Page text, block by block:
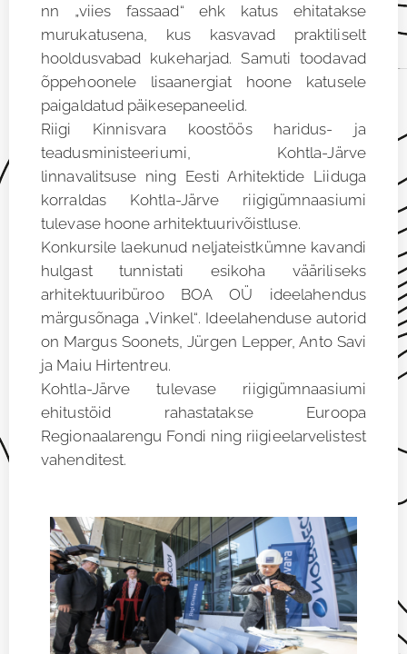
nn „viies fassaad“ ehk katus ehitatakse
murukatusena, kus kasvavad praktiliselt
hooldusvabad kukeharjad. Samuti toodavad
õppehoonele lisaanergiat hoone katusele
paigaldatud päikesepaneelid.
Riigi Kinnisvara koostöös haridus- ja
teadusministeeriumi, Kohtla-Järve
linnavalitsuse ning Eesti Arhitektide Liiduga
korraldas Kohtla-Järve riigigümnaasiumi
tulevase hoone arhitektuurivõistluse.
Konkursile laekunud neljateistkümne kavandi
hulgast tunnistati esikoha vääriliseks
arhitektuuribüroo BOA OÜ ideelahendus
märgusõnaga „Vinkel“. Ideelahenduse autorid
on Margus Soonets, Jürgen Lepper, Anto Savi
ja Maiu Hirtentreu.
Kohtla-Järve tulevase riigigümnaasiumi
ehitustöid rahastatakse Euroopa
Regionaalarengu Fondi ning riigieelarvelistest
vahenditest.